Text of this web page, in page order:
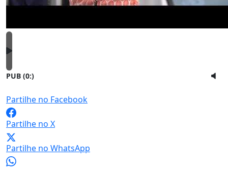
PUB (0:)
Partilhe no Facebook
Partilhe no X
Partilhe no WhatsApp